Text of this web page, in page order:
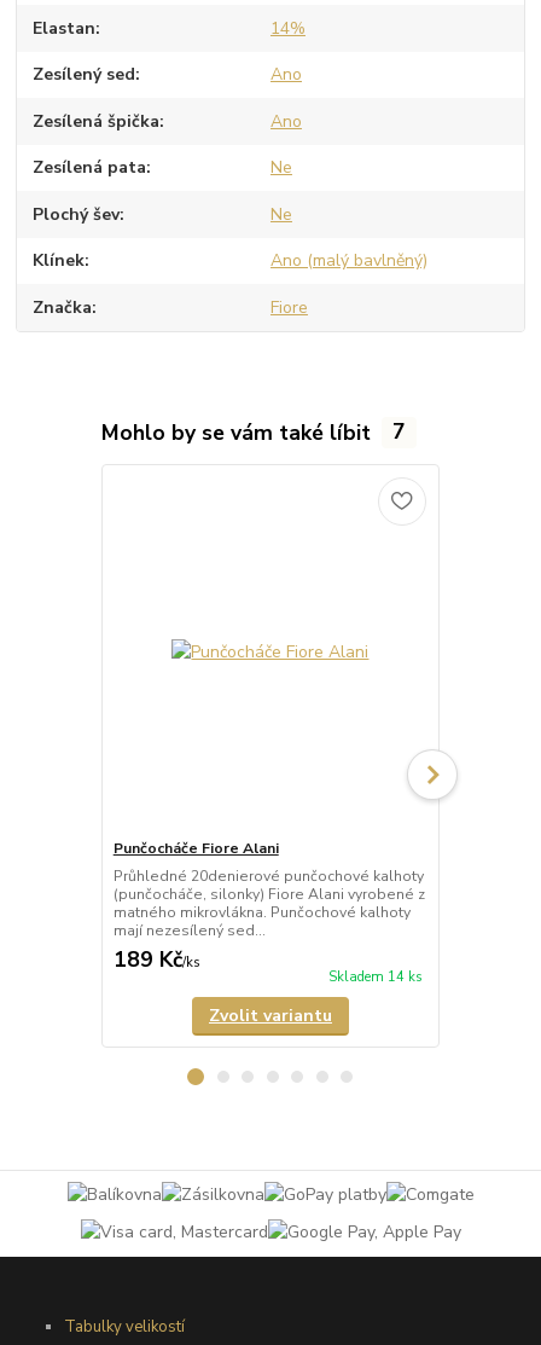
Elastan 14%
Zesílený sed Ano
Zesílená špička Ano
Zesílená pata Ne
Plochý šev Ne
Klínek Ano (malý bavlněný)
Značka Fiore
Mohlo by se vám také líbit 7
Punčocháče Fiore Alani
Průhledné 20denierové punčochové kalhoty
(punčocháče, silonky) Fiore Alani vyrobené z
matného mikrovlákna. Punčochové kalhoty
mají nezesílený sed...
189 Kč/ks
Skladem 14 ks
Zvolit variantu
Tabulky velikostí